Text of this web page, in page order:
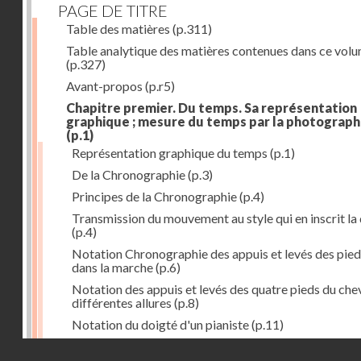
PAGE DE TITRE
Table des matières (p.311)
Table analytique des matières contenues dans ce
(p.327)
Avant-propos (p.r5)
Chapitre premier. Du temps. Sa représentation
graphique ; mesure du temps par la
(p.1)
Représentation graphique du temps (p.1)
De la Chronographie(p.3)
Principes de la Chronographie(p.4)
Transmission du mouvement au style qui en inscrit la
(p.4)
Notation Chronographie des appuis et levés des
dans la marche(p.6)
Notation des appuis et levés des quatre pieds du
différentes allures (p.8)
Notation du doigté d'un pianiste(p.11)